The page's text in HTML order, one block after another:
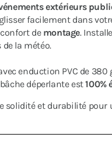
extérieurs
facilement dans
de montage.
la météo.
enduction PVC de 380
déperlante est100%
solidité et durabilité pour